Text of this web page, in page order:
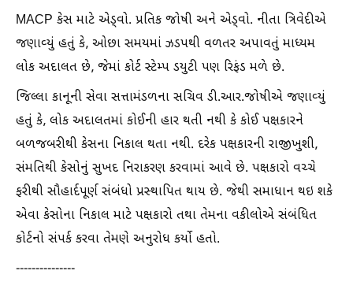
MACP કેસ માટે એડ્વો. પ્રતિક જોષી અને એડ્વો. નીતા ત્રિવેદીએ
જણાવ્યું હતું કે, ઓછા સમયમાં ઝડપથી વળતર અપાવતું માધ્યમ
લોક અદાલત છે, જેમાં કોર્ટ સ્ટેમ્પ ડયુટી પણ રિફંડ મળે છે.
જિલ્લા કાનૂની સેવા સત્તામંડળના સચિવ ડી.આર.જોષીએ જણાવ્યું
હતું કે, લોક અદાલતમાં કોઈની હાર થતી નથી કે કોઈ પક્ષકારને
બળજબરીથી કેસના નિકાલ થતા નથી. દરેક પક્ષકારની રાજીખુશી,
સંમતિથી કેસોનું સુખદ નિરાકરણ કરવામાં આવે છે. પક્ષકારો વચ્ચે
ફરીથી સૌહાર્દપૂર્ણ સંબંધો પ્રસ્થાપિત થાય છે. જેથી સમાધાન થઇ શકે
એવા કેસોના નિકાલ માટે પક્ષકારો તથા તેમના વકીલોએ સંબંધિત
કોર્ટનો સંપર્ક કરવા તેમણે અનુરોધ કર્યો હતો.
---------------